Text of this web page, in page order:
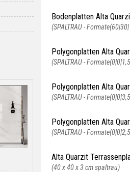
Bodenplatten Alta
(SPALTRAU -
Polygonplatten Alta
(SPALTRAU -
Polygonplatten Alta
(SPALTRAU -
Polygonplatten Alta
(SPALTRAU -
Alta Quarzit
(40 x 40 x 3 cm spaltrau)